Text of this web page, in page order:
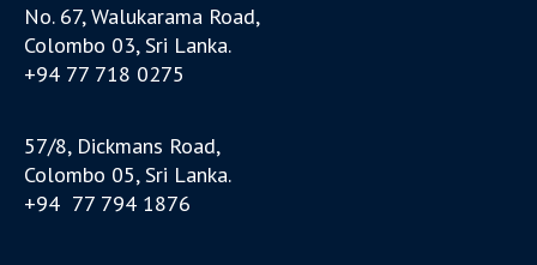
No. 67, Walukarama Road,
Colombo 03, Sri Lanka.
+94 77 718 0275
57/8, Dickmans Road,
Colombo 05, Sri Lanka.
+94 77 794 1876